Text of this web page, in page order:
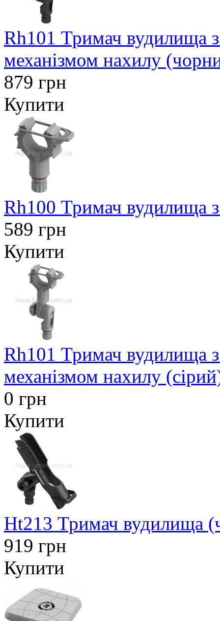
Rh101 Тримач вудилища
механізмом нахилу
879 грн
Купити
Rh100 Тримач вудилища
589 грн
Купити
Rh101 Тримач вудилища
механізмом нахилу
0 грн
Купити
Ht213 Тримач вудилища
919 грн
Купити